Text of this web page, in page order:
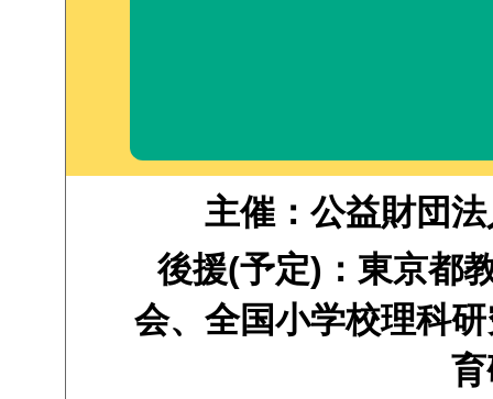
主催：公益財団
後援(予定)：東京都
会、全国小学校理科